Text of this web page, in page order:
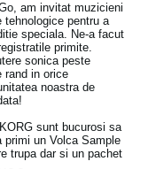
am invitat muzicieni
pentru a
speciala. Ne-a facut
primite.
sonica peste
rand in orice
noastra de
sunt bucurosi sa
un Volca Sample
trupa dar si un pachet